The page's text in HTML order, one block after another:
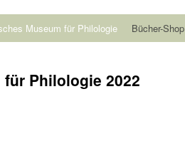
Museum für Philologie Bücher-Shop
Philologie 2022